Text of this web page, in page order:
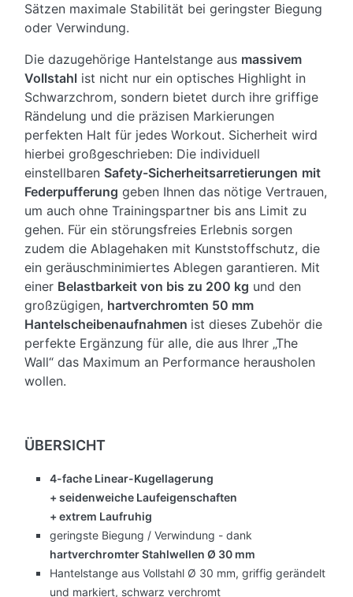
Sätzen maximale Stabilität bei geringster Biegung
oder Verwindung.
Die dazugehörige Hantelstange aus massivem
Vollstahl ist nicht nur ein optisches Highlight in
Schwarzchrom, sondern bietet durch ihre griffige
Rändelung und die präzisen Markierungen
perfekten Halt für jedes Workout. Sicherheit wird
hierbei großgeschrieben: Die individuell
einstellbaren Safety-Sicherheitsarretierungen mit
Federpufferung geben Ihnen das nötige Vertrauen,
um auch ohne Trainingspartner bis ans Limit zu
gehen. Für ein störungsfreies Erlebnis sorgen
zudem die Ablagehaken mit Kunststoffschutz, die
ein geräuschminimiertes Ablegen garantieren. Mit
einer Belastbarkeit von bis zu 200 kg und den
großzügigen, hartverchromten 50 mm
Hantelscheibenaufnahmen ist dieses Zubehör die
perfekte Ergänzung für alle, die aus Ihrer „The
Wall“ das Maximum an Performance herausholen
wollen.
ÜBERSICHT
4-fache Linear-Kugellagerung
+ seidenweiche Laufeigenschaften
+ extrem Laufruhig
geringste Biegung / Verwindung - dank
hartverchromter Stahlwellen Ø 30 mm
Hantelstange aus Vollstahl Ø 30 mm, griffig gerändelt
und markiert, schwarz verchromt